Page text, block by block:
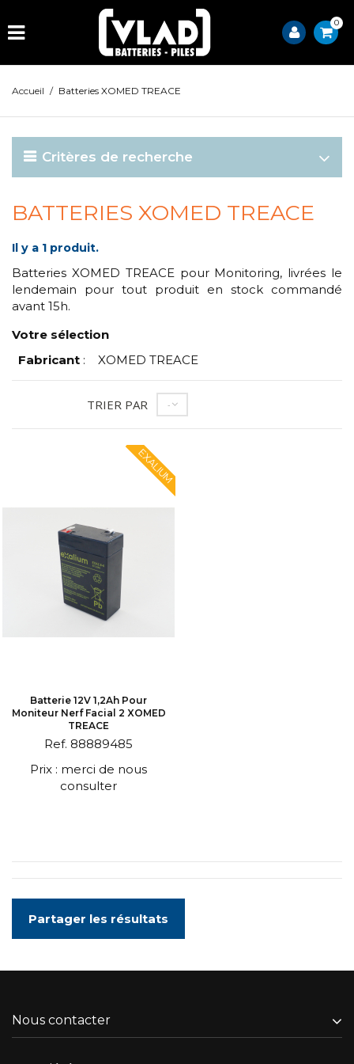
0
Accueil / Batteries XOMED TREACE
Critères de recherche
BATTERIES XOMED TREACE
Il y a 1 produit.
Batteries XOMED TREACE pour Monitoring, livrées le
lendemain pour tout produit en stock commandé
avant 15h.
Votre sélection
Fabricant : XOMED TREACE
TRIER PAR --
EXALIUM
Batterie 12V 1,2Ah Pour
Moniteur Nerf Facial 2 XOMED
TREACE
Ref. 88889485
Prix : merci de nous
consulter
Partager les résultats
Nous contacter